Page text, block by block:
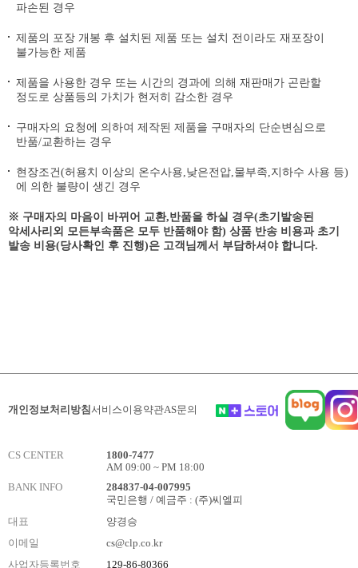
파손된 경우
제품의 포장 개봉 후 설치된 제품 또는 설치 전이라도 재포장이
불가능한 제품
제품을 사용한 경우 또는 시간의 경과에 의해 재판매가 곤란할
정도로 상품등의 가치가 현저히 감소한 경우
구매자의 요청에 의하여 제작된 제품을 구매자의 단순변심으로
반품/교환하는 경우
현장조건(허용치 이상의 온수사용,낮은전압,물부족,지하수 사용 등)
에 의한 불량이 생긴 경우
※ 구매자의 마음이 바뀌어 교환,반품을 하실 경우(초기발송된
악세사리외 모든부속품은 모두 반품해야 함) 상품 반송 비용과 초기
발송 비용(당사확인 후 진행)은 고객님께서 부담하셔야 합니다.
개인정보처리방침서비스이용약관AS문의
CS CENTER
1800-7477
AM 09:00 ~ PM 18:00
BANK INFO
284837-04-007995
국민은행 / 예금주 : (주)씨엘피
대표
양경승
이메일
cs@clp.co.kr
사업자등록번호
129-86-80366